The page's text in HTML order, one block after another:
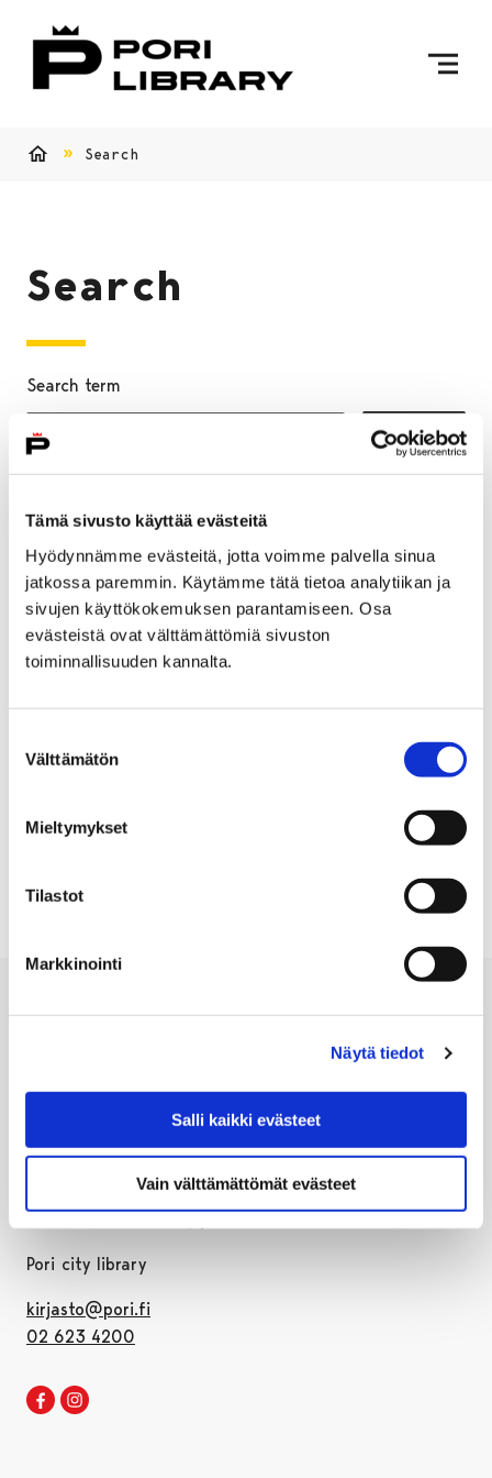
Tämä sivusto käyttää evästeitä
Hyödynnämme evästeitä, jotta voimme palvella sinua
jatkossa paremmin. Käytämme tätä tietoa analytiikan ja
sivujen käyttökokemuksen parantamiseen. Osa
evästeistä ovat välttämättömiä sivuston
toiminnallisuuden kannalta.
valinta
Välttämätön
Mieltymykset
Tilastot
Markkinointi
Näytä tiedot
Salli kaikki evästeet
Vain välttämättömät evästeet
Search
Search
Search term
Search
ALL PAGES POSTS
, SELECTED
Your search "page/2" returned 0 results
PO 121, 28101 PORI
phone 02 621 1100
firstname.lastname@pori.fi
Pori city library
kirjasto@pori.fi
02 623 4200
Pori library Facebook
Opens in a new tab